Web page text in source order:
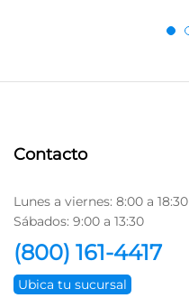
Contacto
Lunes a viernes: 8:00 a 18:30
Sábados: 9:00 a 13:30
(800) 161-4417
Ubica tu sucursal